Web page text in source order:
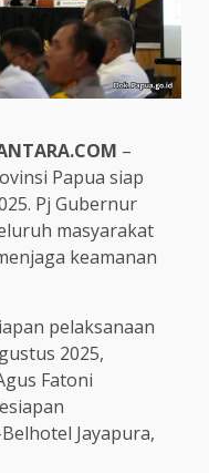
–
Papua siap
Pj Gubernur
masyarakat
keamanan
pelaksanaan
2025,
Fatoni
Jayapura,